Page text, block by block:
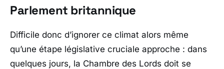
Parlement britannique
Difficile donc d’ignorer ce climat alors même
qu’une étape législative cruciale approche : dans
quelques jours, la Chambre des Lords doit se